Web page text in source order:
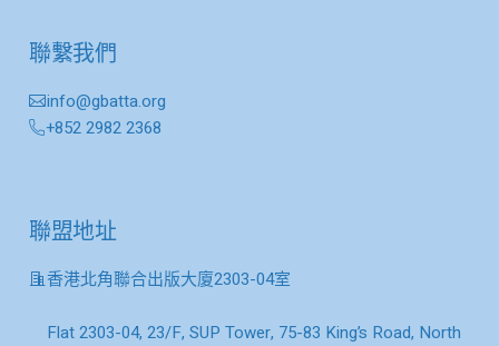
聯繫我們
info@gbatta.org
+852 2982 2368
聯盟地址
香港北角聯合出版大廈2303-04室
Flat 2303-04, 23/F, SUP Tower, 75-83 King’s Road, North